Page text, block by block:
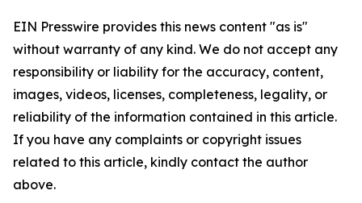
EIN Presswire provides this news content "as is"
without warranty of any kind. We do not accept any
responsibility or liability for the accuracy, content,
images, videos, licenses, completeness, legality, or
reliability of the information contained in this article.
If you have any complaints or copyright issues
related to this article, kindly contact the author
above.